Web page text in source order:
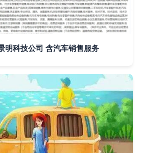
明科技公司 含汽车销售服务